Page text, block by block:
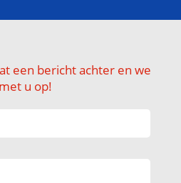
een bericht achter en we
u op!